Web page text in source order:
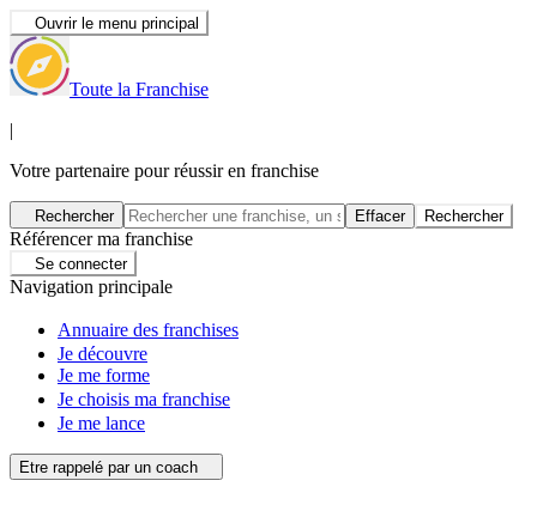
Ouvrir le menu principal
Toute la Franchise
|
Votre partenaire pour réussir en franchise
Rechercher Effacer Rechercher
Référencer ma franchise
Se connecter
Navigation principale
Annuaire des franchises
Je découvre
Je me forme
Je choisis ma franchise
Je me lance
Etre rappelé par un coach